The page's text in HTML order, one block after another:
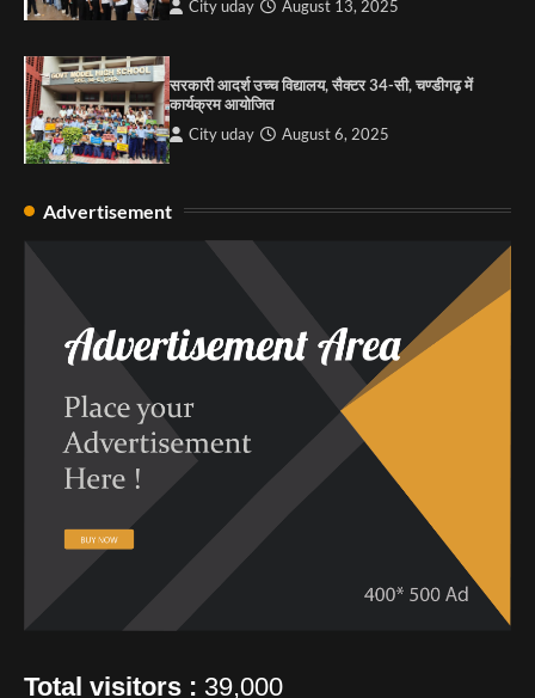
City uday August 13, 2025
सरकारी आदर्श उच्च विद्यालय, सैक्टर 34-सी, चण्डीगढ़ में
कार्यक्रम आयोजित
City uday August 6, 2025
Advertisement
Total visitors : 39,000